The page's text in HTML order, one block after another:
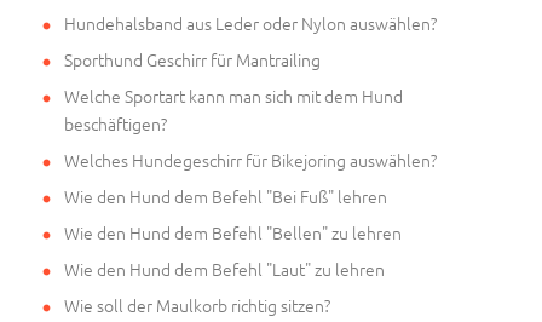
Hundehalsband aus Leder oder Nylon auswählen?
Sporthund Geschirr für Mantrailing
Welche Sportart kann man sich mit dem Hund
beschäftigen?
Welches Hundegeschirr für Bikejoring auswählen?
Wie den Hund dem Befehl "Bei Fuß" lehren
Wie den Hund dem Befehl "Bellen" zu lehren
Wie den Hund dem Befehl "Laut" zu lehren
Wie soll der Maulkorb richtig sitzen?